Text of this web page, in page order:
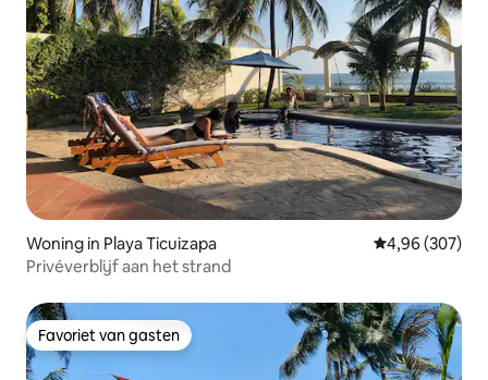
Woning in Playa Ticuizapa Gemiddelde
4,96 (307)
Privéverblijf aan het strand
Favoriet van gasten
Favoriet van gasten